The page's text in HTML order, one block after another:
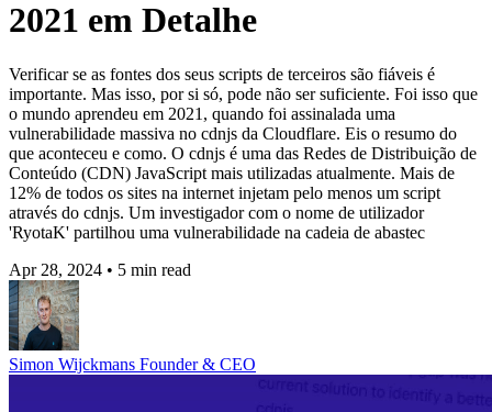
2021 em Detalhe
Verificar se as fontes dos seus scripts de terceiros são fiáveis é
importante. Mas isso, por si só, pode não ser suficiente. Foi isso que
o mundo aprendeu em 2021, quando foi assinalada uma
vulnerabilidade massiva no cdnjs da Cloudflare. Eis o resumo do
que aconteceu e como. O cdnjs é uma das Redes de Distribuição de
Conteúdo (CDN) JavaScript mais utilizadas atualmente. Mais de
12% de todos os sites na internet injetam pelo menos um script
através do cdnjs. Um investigador com o nome de utilizador
'RyotaK' partilhou uma vulnerabilidade na cadeia de abastec
Apr 28, 2024 • 5 min read
Simon Wijckmans Founder & CEO